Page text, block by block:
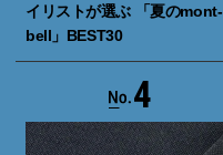
イリストが選ぶ 「夏のmont-
bell」BEST30
4